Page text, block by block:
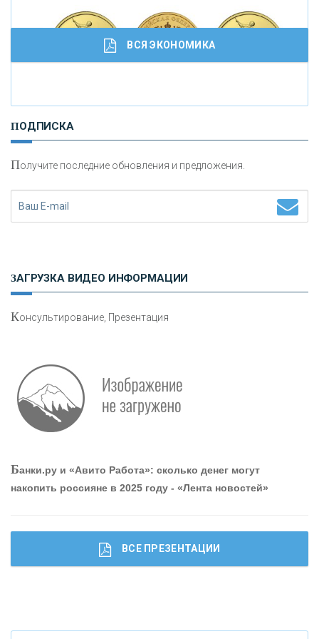
Работа мечты. Что банки делают для того, чтобы
привлечь и удержать персонал - «Интервью»
И
сохранения и увеличения капитала
Что будет с наличными деньгами при цифровом
ВСЯ ЭКОНОМИКА
ПОДПИСКА
Получите последние обновления и предложения.
ЗАГРУЗКА ВИДЕО ИНФОРМАЦИИ
Консультирование, Презентация
Банки.ру и «Авито Работа»: сколько денег могут
накопить россияне в 2025 году - «Лента новостей»
ВСЕ ПРЕЗЕНТАЦИИ